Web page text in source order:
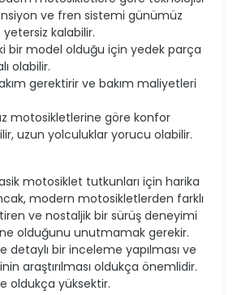
ve fren sistemi günümüz
kalabilir.
bir model olduğu için yedek parça
olabilir.
gerektirir ve bakım maliyetleri
motosikletlerine göre konfor
uzun yolculuklar yorucu olabilir.
motosiklet tutkunları için harika
modern motosikletlerden farklı
ve nostaljik bir sürüş deneyimi
olduğunu unutmamak gerekir.
detaylı bir inceleme yapılması ve
araştırılması oldukça önemlidir.
oldukça yüksektir.